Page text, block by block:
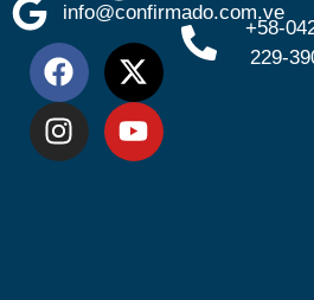
info@confirmado.com.ve
+58-
229-